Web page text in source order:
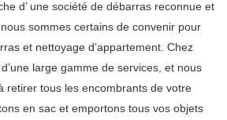
d’ une société de débarras reconnue et
sommes certains de convenir pour
et nettoyage d’appartement. Chez
large gamme de services, et nous
retirer tous les encombrants de votre
en sac et emportons tous vos objets